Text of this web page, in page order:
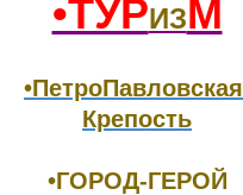
•ТУРИЗМ
•ПетроПавловская
Крепость